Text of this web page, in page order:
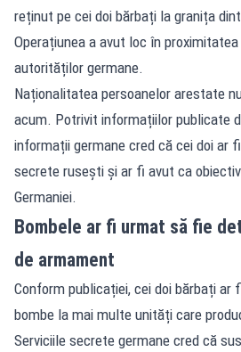
reținut pe cei doi bărbați la granița
Operațiunea a avut loc în
autorităților germane.
Naționalitatea persoanelor arestate
acum. Potrivit informațiilor publicate
informații germane cred că cei doi ar
secrete rusești și ar fi avut ca
Germaniei.
Bombele ar fi urmat să fie
de armament
Conform publicației, cei doi bărbați ar
bombe la mai multe unități care
Serviciile secrete germane cred că